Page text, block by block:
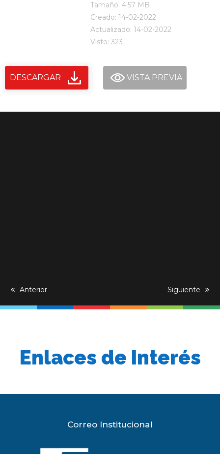
Tamaño: 4.57 MB
Creado: 14-02-2022
Actualizado: 14-02-2022
Visto: 323
DESCARGAR VISTA PREVIA
previous
Anterior
next
Siguiente
Enlaces de Interés
Correo Institucional